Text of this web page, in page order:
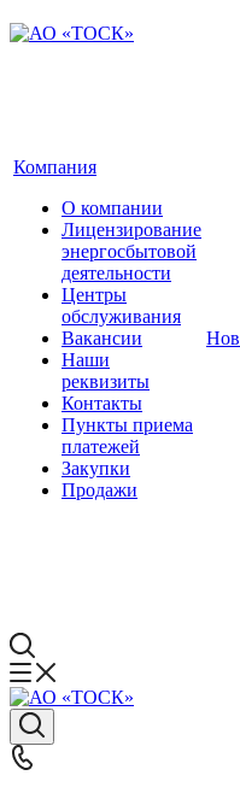
Компания
О компании
Лицензирование
энергосбытовой
деятельности
Центры
обслуживания
Вакансии
Наши
реквизиты
Контакты
Пункты приема
платежей
Закупки
Продажи